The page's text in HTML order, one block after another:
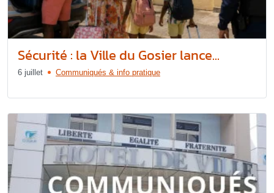
Sécurité : la Ville du Gosier lance...
6 juillet Communiqués & info pratique